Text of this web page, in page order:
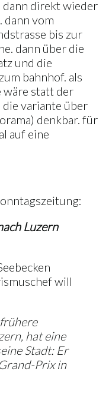
direkt wieder
dann vom
bis zur
dann über die
und die
bahnhof. als
wäre statt der
variante über
denkbar. für
auf eine
Luzern
will
hat eine
Stadt: Er
Prix in